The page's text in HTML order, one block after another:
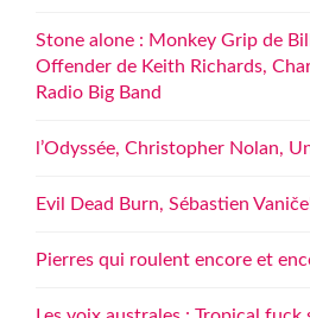
Stone alone : Monkey Grip de
Offender de Keith Richards,
Radio Big Band
l’Odyssée, Christopher Nolan,
Evil Dead Burn, Sébastien
Pierres qui roulent encore et